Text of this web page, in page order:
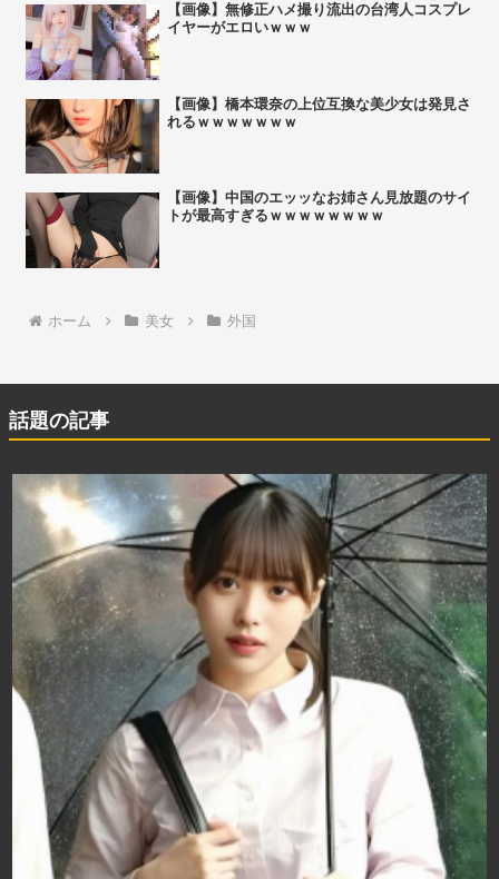
【画像】無修正ハメ撮り流出の台湾人コスプレ
イヤーがエロいｗｗｗ
【画像】橋本環奈の上位互換な美少女は発見さ
れるｗｗｗｗｗｗｗ
【画像】中国のエッッなお姉さん見放題のサイ
トが最高すぎるｗｗｗｗｗｗｗｗ
ホーム 美女 外国
話題の記事